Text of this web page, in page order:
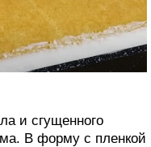
и сгущенного
В форму с пленкой